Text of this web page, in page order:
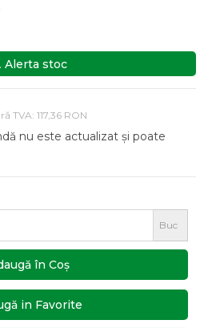
Alerta stoc
TVA: 117,36 RON
nu este actualizat și poate
Buc
în Coş
in Favorite